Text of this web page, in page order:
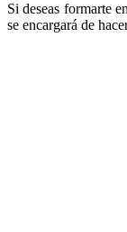
Si deseas formarte
se encargará de